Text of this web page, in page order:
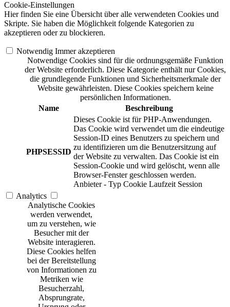
Cookie-Einstellungen
Hier finden Sie eine Übersicht über alle verwendeten Cookies und
Skripte. Sie haben die Möglichkeit folgende Kategorien zu
akzeptieren oder zu blockieren.
Notwendig Immer akzeptieren
Notwendige Cookies sind für die ordnungsgemäße Funktion
der Website erforderlich. Diese Kategorie enthält nur Cookies,
die grundlegende Funktionen und Sicherheitsmerkmale der
Website gewährleisten. Diese Cookies speichern keine
persönlichen Informationen.
Name
Beschreibung
PHPSESSID
Dieses Cookie ist für PHP-Anwendungen.
Das Cookie wird verwendet um die eindeutige
Session-ID eines Benutzers zu speichern und
zu identifizieren um die Benutzersitzung auf
der Website zu verwalten. Das Cookie ist ein
Session-Cookie und wird gelöscht, wenn alle
Browser-Fenster geschlossen werden.
Anbieter - Typ Cookie Laufzeit Session
Analytics
Analytische Cookies
werden verwendet,
um zu verstehen, wie
Besucher mit der
Website interagieren.
Diese Cookies helfen
bei der Bereitstellung
von Informationen zu
Metriken wie
Besucherzahl,
Absprungrate,